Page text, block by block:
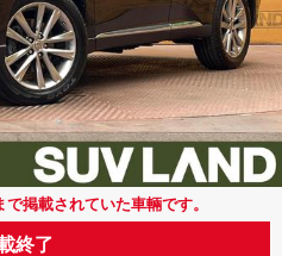
掲載されていた車輛です。
終了